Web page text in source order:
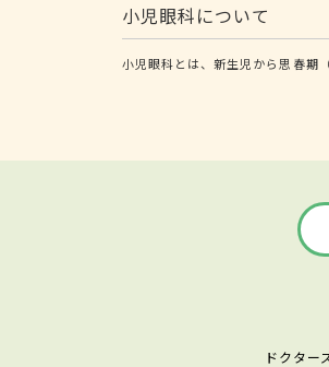
小児眼科について
小児眼科とは、新生児から思春期
ドクター